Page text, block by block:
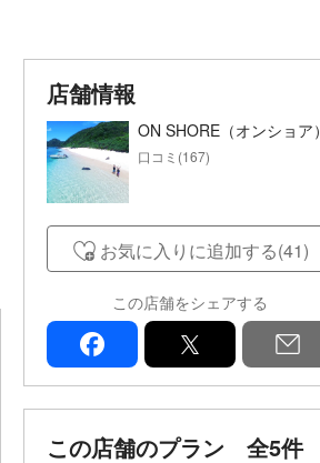
店舗情報
ON SHORE（オンショア）
口コミ(167)
お気に入りに追加する(41)
この店舗をシェアする
facebook
この店舗のプラン 全5件